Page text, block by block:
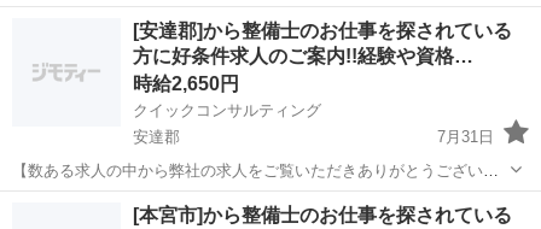
す!!》 全国に様々な求人を5万件以上取り扱っておりご希望条件やご状
況に応じてマッチしそうな求人をご案内いたします!! 応募前に相談だ
けしてみたい方やどんな求...
工場 スタッフ
[安達郡]から整備士のお仕事を探されている
方に好条件求人のご案内!!経験や資格…
時給2,650円
クイックコンサルティング
安達郡
7月31日
【数ある求人の中から弊社の求人をご覧いただきありがとうございま
す!!】 全国に様々な求人を5万件以上取り扱っておりご希望条件やご状
況に応じてマッチしそうな求人をご案内いたします!! 応募前に相談だ
工場 スタッフ
[本宮市]から整備士のお仕事を探されている